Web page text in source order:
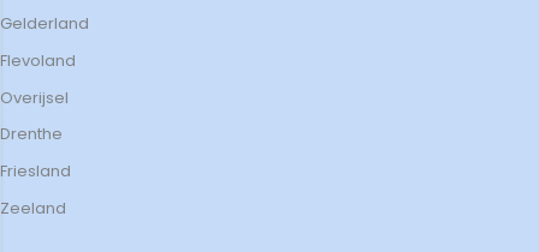
Gelderland
Flevoland
Overijsel
Drenthe
Friesland
Zeeland